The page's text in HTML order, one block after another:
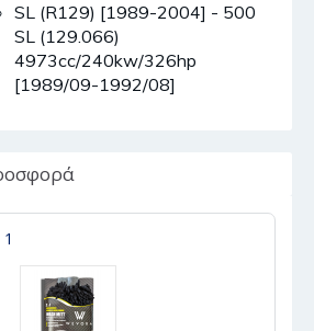
SL (R129) [1989-2004] - 500
SL (129.066)
4973cc/240kw/326hp
[1989/09-1992/08]